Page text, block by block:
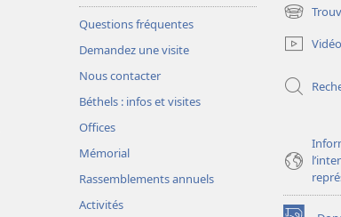
Questions fréquentes
Demandez une visite
Nous contacter
Béthels : infos et visites
Offices
Mémorial
Rassemblements annuels
Activités
(ouvre
une
nouvelle